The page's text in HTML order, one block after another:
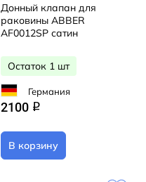
Донный клапан для
раковины ABBER
AF0012SP сатин
Остаток 1 шт
Германия
2100 q
В корзину